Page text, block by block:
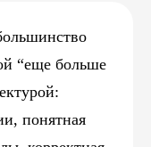
“еще больше
понятная